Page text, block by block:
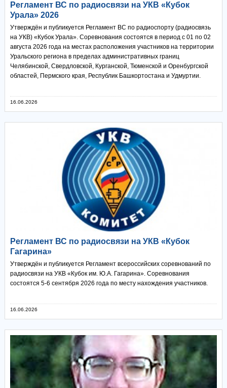
Регламент ВС по радиосвязи на УКВ «Кубок
Урала» 2026
Утверждён и публикуется Регламент ВС по радиоспорту (радиосвязь
на УКВ) «Кубок Урала». Соревнования состоятся в период с 01 по 02
августа 2026 года на местах расположения участников на территории
Уральского региона в пределах административных границ
Челябинской, Свердловской, Курганской, Тюменской и Оренбургской
областей, Пермского края, Республик Башкортостана и Удмуртии.
16.06.2026
Регламент ВС по радиосвязи на УКВ «Кубок
Гагарина»
Утверждён и публикуется Регламент всероссийских соревнований по
радиосвязи на УКВ «Кубок им. Ю.А. Гагарина». Соревнования
состоятся 5-6 сентября 2026 года по месту нахождения участников.
16.06.2026